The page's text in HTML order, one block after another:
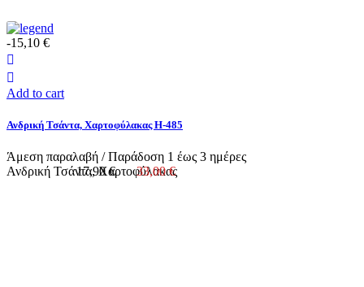
-15,10 €
Add to cart
Ανδρική Τσάντα, Χαρτοφύλακας H-485
Άμεση παραλαβή / Παράδoση 1 έως 3 ημέρες
17,90 €
33,00 €
Ανδρική Τσάντα, Χαρτοφύλακας